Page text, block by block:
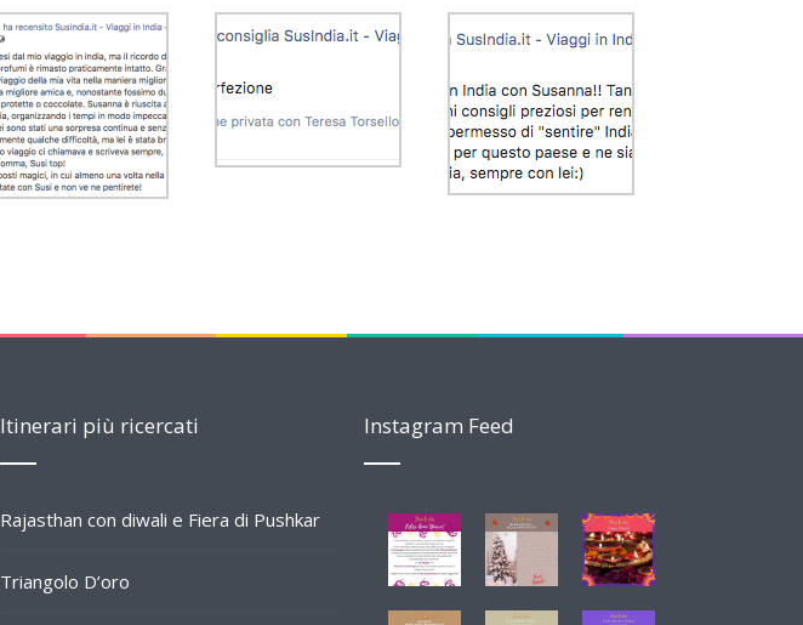
Itinerari più ricercati
Rajasthan con diwali e Fiera di Pushkar
Triangolo D’oro
Instagram Feed